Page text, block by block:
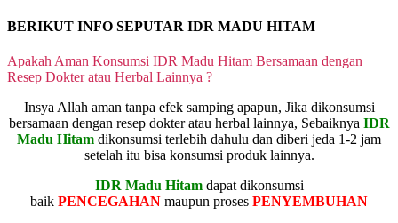
BERIKUT INFO SEPUTAR IDR MADU HITAM
Apakah Aman Konsumsi IDR Madu Hitam Bersamaan dengan
Resep Dokter atau Herbal Lainnya ?
Insya Allah aman tanpa efek samping apapun, Jika dikonsumsi
bersamaan dengan resep dokter atau herbal lainnya, Sebaiknya IDR
Madu Hitam dikonsumsi terlebih dahulu dan diberi jeda 1-2 jam
setelah itu bisa konsumsi produk lainnya.
IDR Madu Hitamdapat dikonsumsi
baik PENCEGAHAN maupun proses PENYEMBUHAN